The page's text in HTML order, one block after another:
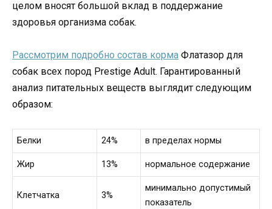
целом вносят большой вклад в поддержание
здоровья организма собак.
Рассмотрим подробно состав корма Флатазор для
собак всех пород Prestige Adult. Гарантированный
анализ питательных веществ выглядит следующим
образом:
Белки 24% в пределах нормы
Жир 13% нормальное содержание
Клетчатка 3%
минимально допустимый
показатель